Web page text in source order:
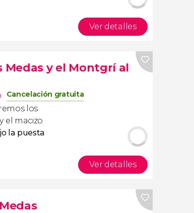
Ver detalles
Medas y el Montgrí al
Cancelación gratuita
los
el macizo
la puesta
Ver detalles